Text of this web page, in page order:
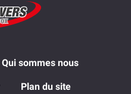
Qui sommes nous
Plan du site